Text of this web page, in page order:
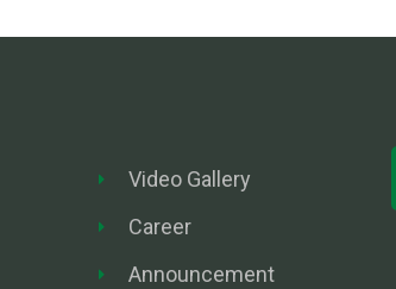
Video Gallery
Career
Announcement